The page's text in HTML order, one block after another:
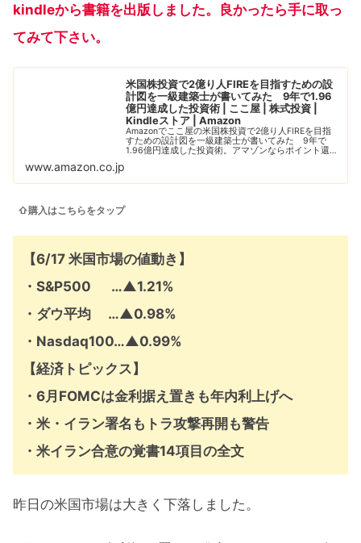
kindleから書籍を出版しました。良かったら手に取っ
てみて下さい。
米国株投資で2億り人FIREを目指すための設
計図を一級建築士が書いてみた 9年で1.96
億円達成した投資術 | ここ屋 | 株式投資 |
Kindleストア | Amazon
Amazonでここ屋の米国株投資で2億り人FIREを目指
すための設計図を一級建築士が書いてみた 9年で
1.96億円達成した投資術。アマゾンならポイント還元
www.amazon.co.jp
⇧購入はこちらをタップ
【6/17 米国市場の値動き】
・ S&P500 …▲1.21%
・ダウ平均 …▲0.98%
・Nasdaq100…▲0.99%
【経済トピックス】
・6月FOMCは金利据え置きも年内利上げへ
・米・イラン署名もトラ攻撃再開も警告
・米イラン合意の覚書14項目の全文
昨日の米国市場は大きく下落しました。